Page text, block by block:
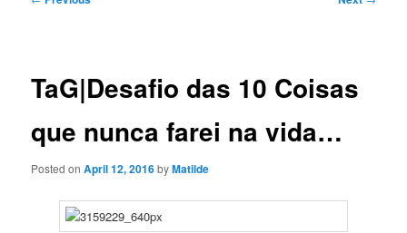
TaG|Desafio das 10 Coisas
que nunca farei na vida…
Posted onApril 12, 2016byMatilde